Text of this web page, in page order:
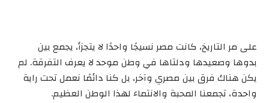
على مر التاريخ، كانت مصر نسيجًا واحدًا لا يتجزأ، يجمع بين
بدوها وصعيدها ودلتاها في وطن موحد لا يعرف التفرقة. لم
يكن هناك فرق بين مصري وآخر، بل كنا دائمًا نعمل تحت راية
واحدة، تجمعنا المحبة والانتماء لهذا الوطن العظيم.